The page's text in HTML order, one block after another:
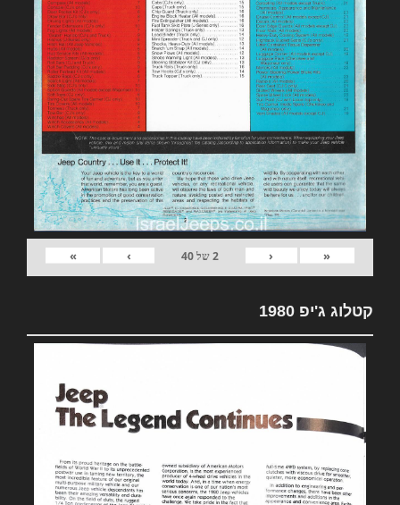
«
‹
2של40
›
»
קטלוג ג'יפ 1980